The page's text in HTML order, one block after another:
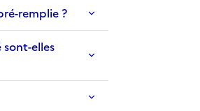
remplie ?
sont-elles